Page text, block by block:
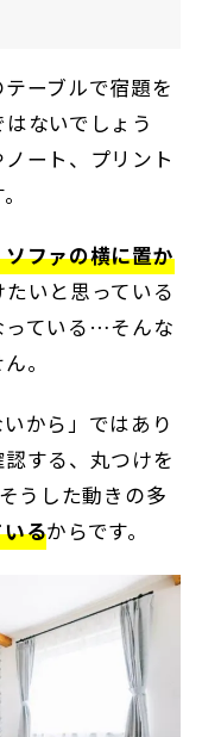
ーブルで宿題を
ないでしょう
ート、プリント
ファの横に置か
いと思っている
っている…そんな
。
から」ではあり
する、丸つけを
うした動きの多
るからです。